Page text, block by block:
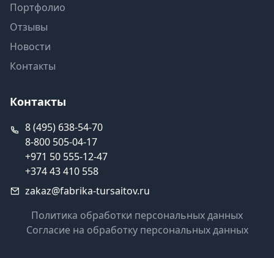
Портфолио
Отзывы
Новости
Контакты
Контакты
8 (495) 638-54-70
8-800 505-04-17
+971 50 555-12-47
+374 43 410 558
zakaz@fabrika-tursaitov.ru
Политика обработки персональных данных
Согласие на обработку персональных данных